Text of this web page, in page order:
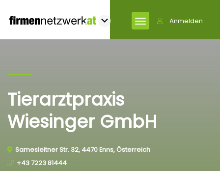
Anmelden
Tierarztpraxis
Wiesinger GmbH
Samesleitner Str. 32, 4470 Enns, Österreich
+43 7223 81444